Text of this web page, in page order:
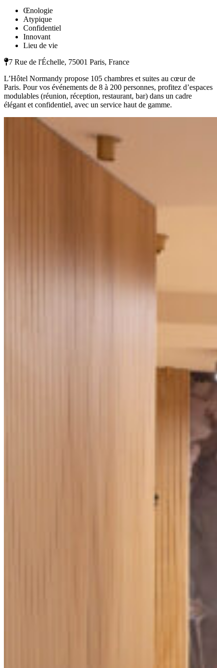
Œnologie
Atypique
Confidentiel
Innovant
Lieu de vie
7 Rue de l'Échelle, 75001 Paris, France
L’Hôtel Normandy propose 105 chambres et suites au cœur de
Paris. Pour vos événements de 8 à 200 personnes, profitez d’espaces
modulables (réunion, réception, restaurant, bar) dans un cadre
élégant et confidentiel, avec un service haut de gamme.